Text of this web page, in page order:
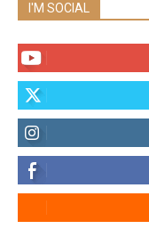
I'M SOCIAL